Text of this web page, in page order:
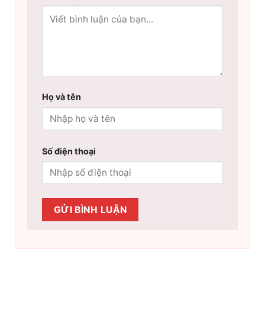
Họ và tên
Số điện thoại